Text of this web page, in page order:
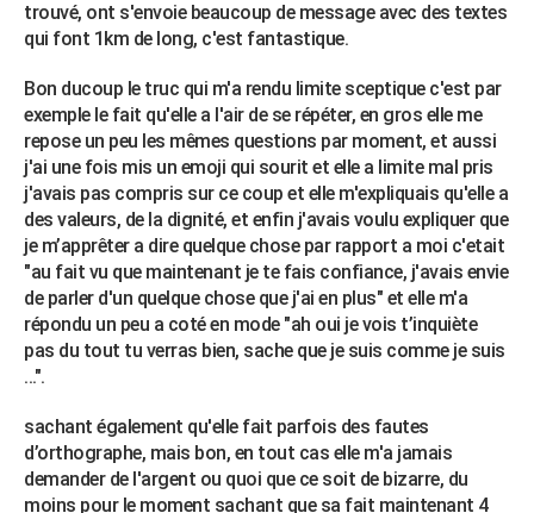
Dictionnaire
Biographies
Citations
Expressions
Proverbes
PROGRAMME TV
S'inscrire
Se connecter
Lycées
Collèges
Primaires
Universités
Entreprises
Service militaire
Avis de recherche
AVIS DE DÉCÈS
FORUM
Bricolage
Lifestyle
Culture
Sport
Auto
Television
Voyage
Cinema
trouvé, ont s'envoie beaucoup de message avec des textes
qui font 1km de long, c'est fantastique.
Bon ducoup le truc qui m'a rendu limite sceptique c'est par
exemple le fait qu'elle a l'air de se répéter, en gros elle me
repose un peu les mêmes questions par moment, et aussi
j'ai une fois mis un emoji qui sourit et elle a limite mal pris
j'avais pas compris sur ce coup et elle m'expliquais qu'elle a
des valeurs, de la dignité, et enfin j'avais voulu expliquer que
je m’apprêter a dire quelque chose par rapport a moi c'etait
"au fait vu que maintenant je te fais confiance, j'avais envie
de parler d'un quelque chose que j'ai en plus" et elle m'a
répondu un peu a coté en mode "ah oui je vois t’inquiète
pas du tout tu verras bien, sache que je suis comme je suis
...".
sachant également qu'elle fait parfois des fautes
d’orthographe, mais bon, en tout cas elle m'a jamais
demander de l'argent ou quoi que ce soit de bizarre, du
moins pour le moment sachant que sa fait maintenant 4